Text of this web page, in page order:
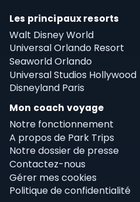
Les principaux resorts
Walt Disney World
Universal Orlando Resort
Seaworld Orlando
Universal Studios Hollywood
Disneyland Paris
Mon coach voyage
Notre fonctionnement
A propos de Park Trips
Notre dossier de presse
Contactez-nous
Gérer mes cookies
Politique de confidentialité